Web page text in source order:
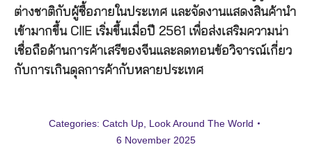
ต่างชาติกับผู้ซื้อภายในประเทศ และจัดงานแสดงสินค้านำ
เข้ามากขึ้น CIIE เริ่มขึ้นเมื่อปี 2561 เพื่อส่งเสริมความน่า
เชื่อถือด้านการค้าเสรีของจีนและลดทอนข้อวิจารณ์เกี่ยว
กับการเกินดุลการค้ากับหลายประเทศ
Categories: Catch Up, Look Around The World
6 November 2025